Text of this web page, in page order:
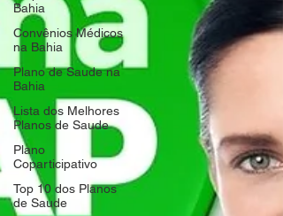
Bahia
Convênios Médicos
na Bahia
Plano de Saude na
Bahia
Lista dos Melhores
Planos de Saude
Plano
Coparticipativo
Top 10 dos Planos
de Saude